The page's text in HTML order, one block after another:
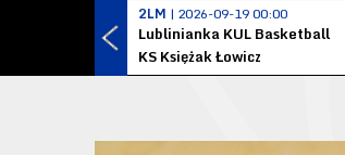
2LM | 2026-09-19 00:00
Lublinianka KUL Basketball
KS Księżak Łowicz